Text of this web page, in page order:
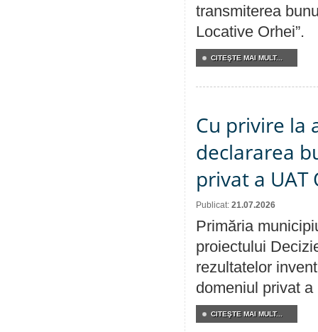
transmiterea
Locative Orhei”.
CITEŞTE MAI MULT...
Cu privire la
declararea
privat a UAT
Publicat: 21.07.2026
Primăria
proiectului
rezultatelor
domeniul privat a
CITEŞTE MAI MULT...